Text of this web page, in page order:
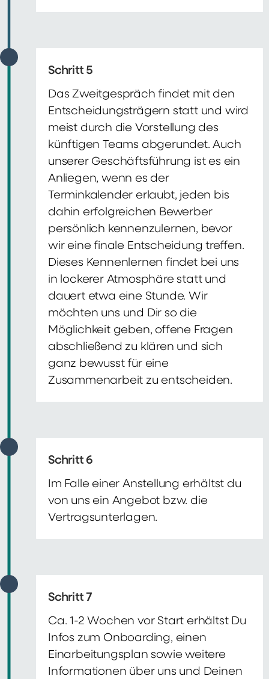
Schritt 5
Das Zweitgespräch findet mit den
Entscheidungsträgern statt und wird
meist durch die Vorstellung des
künftigen Teams abgerundet. Auch
unserer Geschäftsführung ist es ein
Anliegen, wenn es der
Terminkalender erlaubt, jeden bis
dahin erfolgreichen Bewerber
persönlich kennenzulernen, bevor
wir eine finale Entscheidung treffen.
Dieses Kennenlernen findet bei uns
in lockerer Atmosphäre statt und
dauert etwa eine Stunde. Wir
möchten uns und Dir so die
Möglichkeit geben, offene Fragen
abschließend zu klären und sich
ganz bewusst für eine
Zusammenarbeit zu entscheiden.
Schritt 6
Im Falle einer Anstellung erhältst du
von uns ein Angebot bzw. die
Vertragsunterlagen.
Schritt 7
Ca. 1-2 Wochen vor Start erhältst Du
Infos zum Onboarding, einen
Einarbeitungsplan sowie weitere
Informationen über uns und Deinen